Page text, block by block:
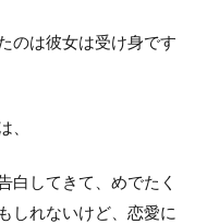
のは彼女は受け身です
、
白してきて、めでたく
しれないけど、恋愛に